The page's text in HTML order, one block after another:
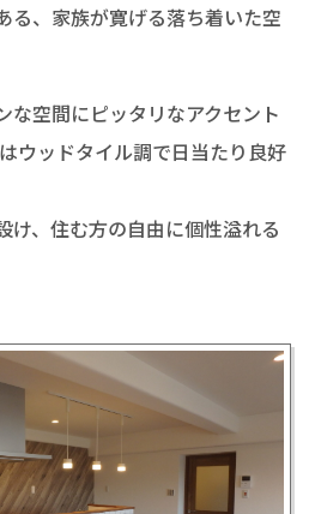
る、家族が寛げる落ち着いた空
な空間にピッタリなアクセント
ウッドタイル調で日当たり良好
け、住む方の自由に個性溢れる